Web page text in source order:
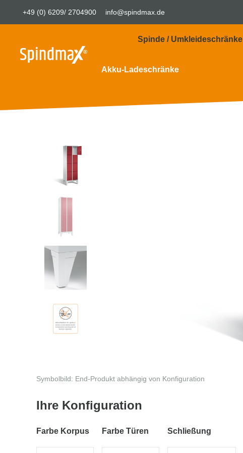
+49 (0) 6209/ 2704900 info@spindmax.de
Spinde / Umkleideschränke
Akku-Ladeschränke
Symbolbild: End-Produkt abhängig von Konfiguration
Ihre Konfiguration
Farbe Korpus Farbe Türen Schließung